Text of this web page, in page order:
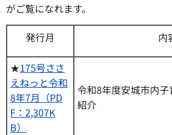
がご覧になれます。
発行月
内
★175号ささ
えねっと令和
8年7月（PD
F：2,307K
B）
令和8年度安城市内
紹介